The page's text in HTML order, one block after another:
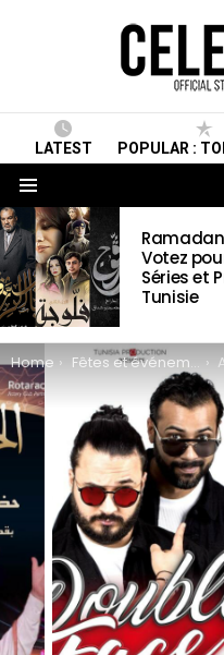
LATEST POPULAR :
LATEST
STORIES
Votez
Séries et
Tunisie
You are here:
Home Fêtes et événements